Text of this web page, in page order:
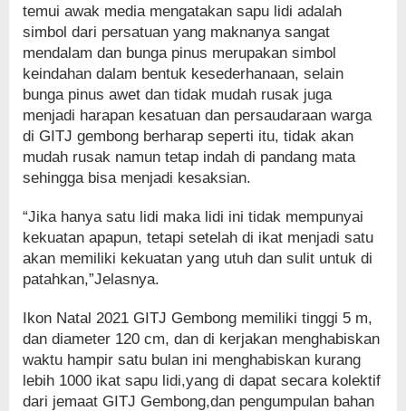
temui awak media mengatakan sapu lidi adalah
simbol dari persatuan yang maknanya sangat
mendalam dan bunga pinus merupakan simbol
keindahan dalam bentuk kesederhanaan, selain
bunga pinus awet dan tidak mudah rusak juga
menjadi harapan kesatuan dan persaudaraan warga
di GITJ gembong berharap seperti itu, tidak akan
mudah rusak namun tetap indah di pandang mata
sehingga bisa menjadi kesaksian.
“Jika hanya satu lidi maka lidi ini tidak mempunyai
kekuatan apapun, tetapi setelah di ikat menjadi satu
akan memiliki kekuatan yang utuh dan sulit untuk di
patahkan,”Jelasnya.
Ikon Natal 2021 GITJ Gembong memiliki tinggi 5 m,
dan diameter 120 cm, dan di kerjakan menghabiskan
waktu hampir satu bulan ini menghabiskan kurang
lebih 1000 ikat sapu lidi,yang di dapat secara kolektif
dari jemaat GITJ Gembong,dan pengumpulan bahan